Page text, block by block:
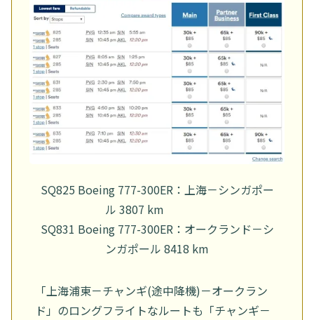
SQ825 Boeing 777-300ER：上海－シンガポー
ル 3807 km
SQ831 Boeing 777-300ER：オークランド－シ
ンガポール 8418 km
「上海浦東－チャンギ(途中降機)－オークラン
ド」のロングフライトなルートも「チャンギ－